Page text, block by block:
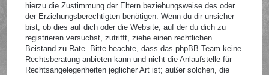
hierzu die Zustimmung der Eltern beziehungsweise des oder
der Erziehungsberechtigten benötigen. Wenn du dir unsicher
bist, ob dies auf dich oder die Website, auf der du dich zu
registrieren versuchst, zutrifft, ziehe einen rechtlichen
Beistand zu Rate. Bitte beachte, dass das phpBB-Team keine
Rechtsberatung anbieten kann und nicht die Anlaufstelle für
Rechtsangelegenheiten jeglicher Art ist; außer solchen, die